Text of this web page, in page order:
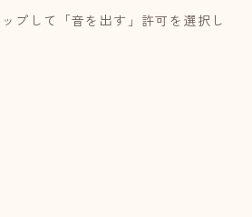
プして「音を出す」許可を選択し